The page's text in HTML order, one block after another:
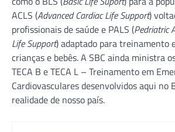
ACLS (Advanced Cardiac Life Support)
profissionais de saúde e PALS (Pedriatric
Life Support) adaptado para treinamento
crianças e bebês. A SBC ainda ministra
TECA B e TECA L – Treinamento em
Cardiovasculares desenvolvidos aqui no
realidade de nosso país.